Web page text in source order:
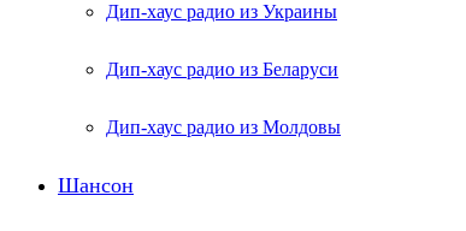
Дип-хаус радио из Украины
Дип-хаус радио из Беларуси
Дип-хаус радио из Молдовы
Шансон